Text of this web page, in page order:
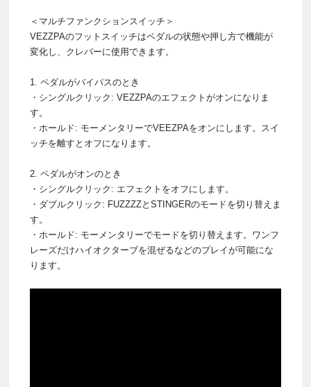
＜マルチファンクションスイッチ＞
VEZZPAのフットスイッチはペダルの状態や押し方で機能が
変化し、クレバーに使用できます。
1. ペダルがバイパスのとき
・シングルクリック: VEZZPAのエフェクトがオンになりま
す。
・ホールド: モーメンタリーでVEEZPAをオンにします。スイ
ッチを離すとオフになります。
2. ペダルがオンのとき
・シングルクリック: エフェクトをオフにします。
・ダブルクリック: FUZZZZとSTINGERのモードを切り替えま
す。
・ホールド: モーメンタリーでモードを切り替えます。ワンフ
レーズだけハイオクターブを混ぜるなどのプレイが可能にな
ります。